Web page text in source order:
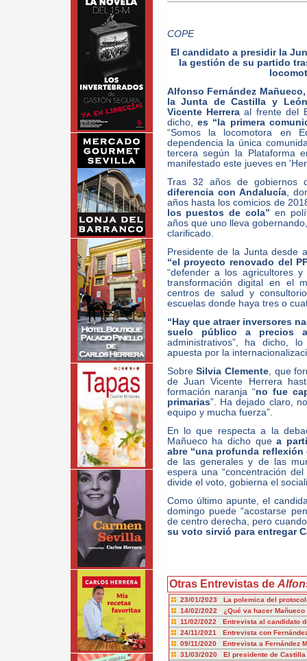
COPE
El candidato a presidir la
la gestión de su partido
Alfonso Fernández
la Junta de Castilla y León
Vicente Herreraal frente del
dicho, es “la primera
“Somos la locomotora en
dependencia la única
tercera según la Plataforma
manifestado este jueves en
Tras 32 años de gobiernos
diferencia con Andalucía,
años hasta los comicios de
los puestos de cola” en
años que uno lleva
clarificado.
Presidente de la Junta desde
“el proyecto renovado del
“defender a los agricultores
transformación digital en el
centros de salud y
escuelas donde haya tres o
“Hay que atraer inversores
suelo público a precios
administrativos”, ha dicho,
apuesta por la
SobreSilvia Clemente, que
de Juan Vicente Herrera
formación naranja “no fue
primarias”. Ha dejado claro,
equipo y mucha fuerza”.
En lo que respecta a la
Mañueco ha dicho quea
abre “una profunda reflexión
de las generales y de las
espera una “concentración
divide el voto, gobierna el
Como último apunte, el
domingo puede “acostarse
de centro derecha, pero
su voto sirvió para entregar
Otras Entrevistas de
23/01/2023 La polemica del
14/02/2022 ¿Qué va hacer Mañueco
11/02/2022 Entrevista al candidato
24/11/2021 Entrevista con
09/11/2020 Entrevista a Fernández
31/03/2020 El presidente de Castilla